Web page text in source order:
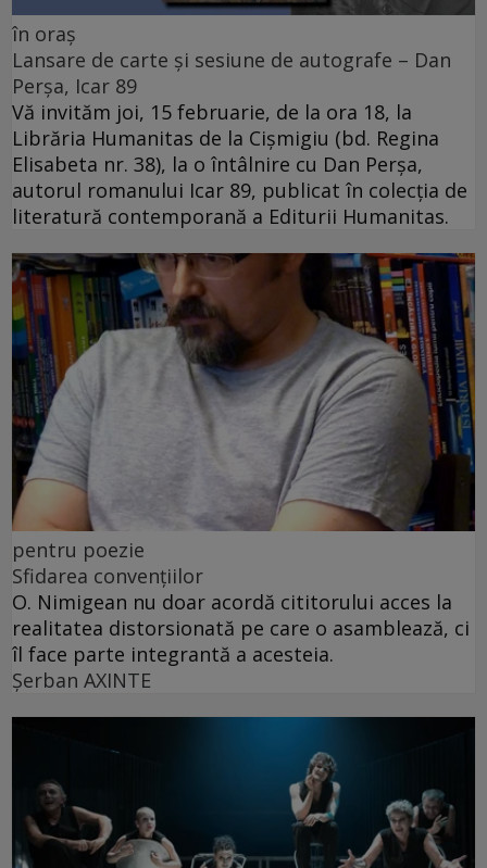
în oraș
Lansare de carte și sesiune de autografe – Dan
Perșa, Icar 89
Vă invităm joi, 15 februarie, de la ora 18, la
Librăria Humanitas de la Cişmigiu (bd. Regina
Elisabeta nr. 38), la o întâlnire cu Dan Perșa,
autorul romanului Icar 89, publicat în colecția de
literatură contemporană a Editurii Humanitas.
pentru poezie
Sfidarea convențiilor
O. Nimigean nu doar acordă cititorului acces la
realitatea distorsionată pe care o asamblează, ci
îl face parte integrantă a acesteia.
Şerban AXINTE